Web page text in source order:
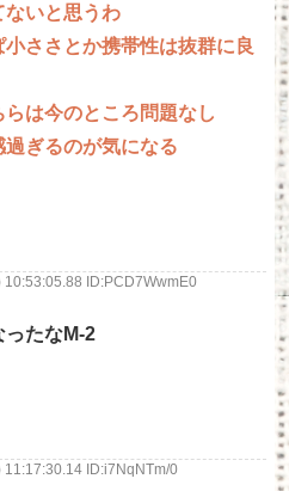
ないと思うわ
ささとか携帯性は抜群に良
は今のところ問題なし
ぎるのが気になる
10:53:05.88 ID:PCD7WwmE0
ったなM-2
ID:i7NqNTm/0